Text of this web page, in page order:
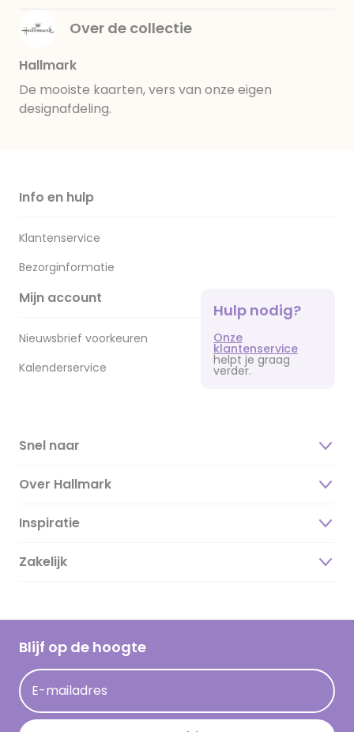
Over de collectie
Hallmark
De mooiste kaarten, vers van onze eigen
designafdeling.
Info en hulp
Klantenservice
Bezorginformatie
Mijn account
Nieuwsbrief voorkeuren
Kalenderservice
Hulp nodig?
Onze
klantenservice
helpt je graag
verder.
Snel naar
Over Hallmark
Over ons
Duurzaamheid
Hallmark Kaartclub
Acties
Persberichten
Inspiratie
Magazine
Cadeau inspiratie
Kaartinspiratie
Zakelijk
Blijf op de hoogte
E-mailadres